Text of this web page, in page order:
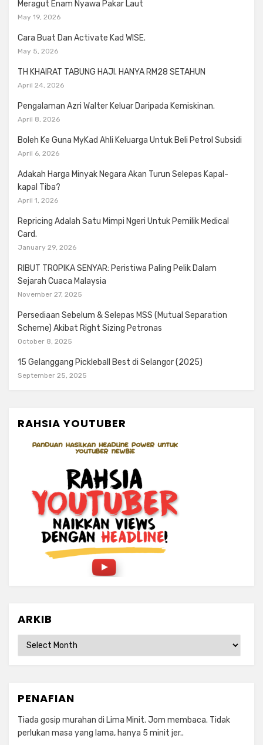
Meragut Enam Nyawa Pakar Laut
May 19, 2026
Cara Buat Dan Activate Kad WISE.
May 5, 2026
TH KHAIRAT TABUNG HAJI. HANYA RM28 SETAHUN
April 24, 2026
Pengalaman Azri Walter Keluar Daripada Kemiskinan.
April 8, 2026
Boleh Ke Guna MyKad Ahli Keluarga Untuk Beli Petrol Subsidi
April 6, 2026
Adakah Harga Minyak Negara Akan Turun Selepas Kapal-
kapal Tiba?
April 1, 2026
Repricing Adalah Satu Mimpi Ngeri Untuk Pemilik Medical
Card.
January 29, 2026
RIBUT TROPIKA SENYAR: Peristiwa Paling Pelik Dalam
Sejarah Cuaca Malaysia
November 27, 2025
Persediaan Sebelum & Selepas MSS (Mutual Separation
Scheme) Akibat Right Sizing Petronas
October 8, 2025
15 Gelanggang Pickleball Best di Selangor (2025)
September 25, 2025
RAHSIA YOUTUBER
ARKIB
ARKIB
PENAFIAN
Tiada gosip murahan di Lima Minit. Jom membaca. Tidak
perlukan masa yang lama, hanya 5 minit jer..